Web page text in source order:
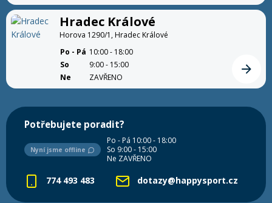
Hradec Králové
Horova 1290/1, Hradec Králové
Po - Pá 10:00 - 18:00
So
9:00 - 15:00
Ne
ZAVŘENO
Detail
Potřebujete poradit?
Nyní jsme offline
Po - Pá 10:00 - 18:00
So 9:00 - 15:00
Ne ZAVŘENO
774 493 483 dotazy@happysport.cz